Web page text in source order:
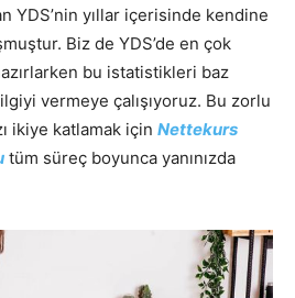
YDS’nin yıllar içerisinde kendine
Biz de YDS’de en çok
bu istatistikleri baz
vermeye çalışıyoruz. Bu zorlu
ikiye katlamak için Nettekurs
tüm süreç boyunca yanınızda